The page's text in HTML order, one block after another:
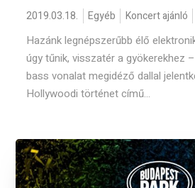
2019.03.18. Egyéb Koncert ajánló
Hazánk legnépszerűbb élő
úgy tűnik, visszatér a gyökerekhez
bass vonalat megidéző dallal
Hollywoodi történet című...